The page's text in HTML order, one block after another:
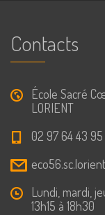
Contacts
École Sacré
LORIENT
02 97 64 43 95
Lundi, mardi,
13h15 à 18h30